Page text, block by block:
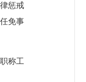
惩戒
免事
称工